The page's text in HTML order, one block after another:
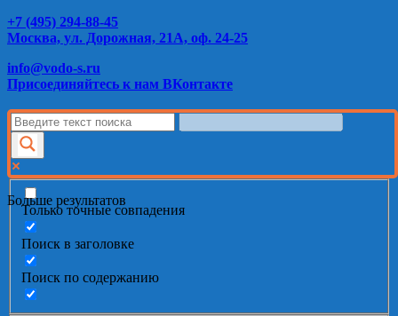
+7 (495) 294-88-45
Москва, ул. Дорожная, 21А, оф. 24-25
info@vodo-s.ru
Присоединяйтесь к нам ВКонтакте
Больше результатов
Только точные совпадения
Поиск в заголовке
Поиск по содержанию